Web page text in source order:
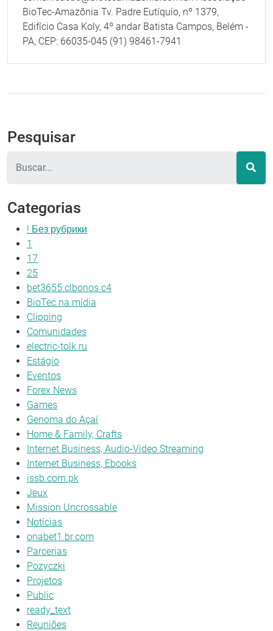
BioTec-Amazônia Tv. Padre Eutíquio, nº 1379,
Edifício Casa Koly, 4º andar Batista Campos, Belém -
PA, CEP: 66035-045 (91) 98461-7941
Pesquisar
Categorias
! Без рубрики
1
17
25
bet3655.clbonos c4
BioTec na mídia
Clipping
Comunidades
electric-tolk.ru
Estágio
Eventos
Forex News
Games
Genoma do Açaí
Home & Family, Crafts
Internet Business, Audio-Video Streaming
Internet Business, Ebooks
issb.com.pk
Jeux
Mission Uncrossable
Notícias
onabet1.br.com
Parcerias
Pozyczki
Projetos
Public
ready_text
Reuniões